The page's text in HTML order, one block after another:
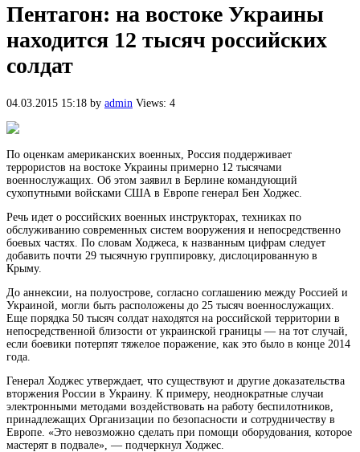
Пентагон: на востоке Украины
находится 12 тысяч российских
солдат
04.03.2015 15:18 by admin Views: 4
По оценкам американских военных, Россия поддерживает
террористов на востоке Украины примерно 12 тысячами
военнослужащих. Об этом заявил в Берлине командующий
сухопутными войсками США в Европе генерал Бен Ходжес.
Речь идет о российских военных инструкторах, техниках по
обслуживанию современных систем вооружения и непосредственно
боевых частях. По словам Ходжеса, к названным цифрам следует
добавить почти 29 тысячную группировку, дислоцированную в
Крыму.
До аннексии, на полуострове, согласно соглашению между Россией и
Украиной, могли быть расположены до 25 тысяч военнослужащих.
Еще порядка 50 тысяч солдат находятся на российской территории в
непосредственной близости от украинской границы — на тот случай,
если боевики потерпят тяжелое поражение, как это было в конце 2014
года.
Генерал Ходжес утверждает, что существуют и другие доказательства
вторжения России в Украину. К примеру, неоднократные случаи
электронными методами воздействовать на работу беспилотников,
принадлежащих Организации по безопасности и сотрудничеству в
Европе. «Это невозможно сделать при помощи оборудования, которое
мастерят в подвале», — подчеркнул Ходжес.